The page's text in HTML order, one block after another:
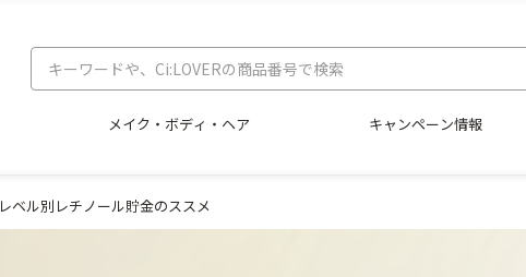
メイク・ボディ・ヘア キャンペーン情報
レベル別レチノール貯金のススメ